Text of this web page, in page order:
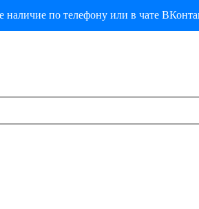
наличие по телефону или в чате